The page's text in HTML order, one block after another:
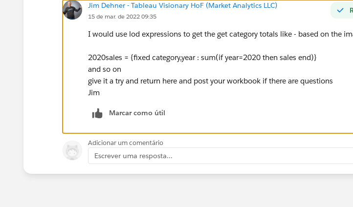
Jim Dehner - Tableau Visionary HoF (Market Analytics LLC)
15 de mar. de 2022 09:35
I would use lod expressions to get the get category totals like - based on the
2020sales = {fixed category,year : sum(if year=2020 then sales end)}
and so on
give it a try and return here and post your workbook if there are questions
Jim
Marcar como útil
Adicionar um comentário
Escrever uma resposta...